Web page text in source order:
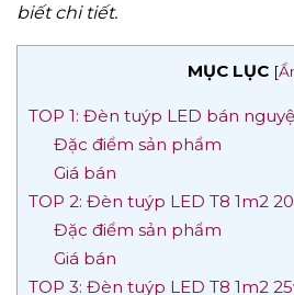
biết chi tiết.
MỤC LỤC [
TOP 1: Đèn tuýp LED bán
Đặc điểm sản phẩm
Giá bán
TOP 2: Đèn tuýp LED T8 1m2
Đặc điểm sản phẩm
Giá bán
TOP 3: Đèn tuýp LED T8 1m2